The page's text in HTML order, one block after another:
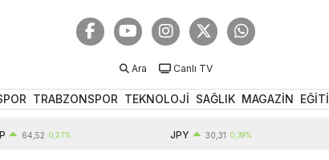
Ara Canlı TV
TRABZONSPOR TEKNOLOJİ SAĞLIK MAGAZİN
0,27% 30,31 0,39%